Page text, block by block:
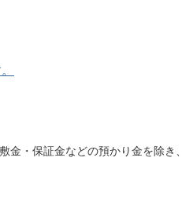
・保証金などの預かり金を除き